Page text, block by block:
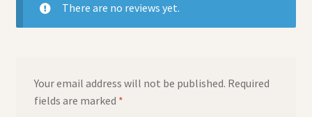
There are no reviews yet.
Your email address will not be published. Required
fields are marked *